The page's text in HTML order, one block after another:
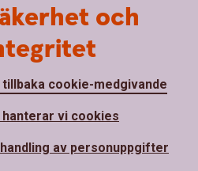
och
tillbaka cookie-medgivande
hanterar vi cookies
av personuppgifter